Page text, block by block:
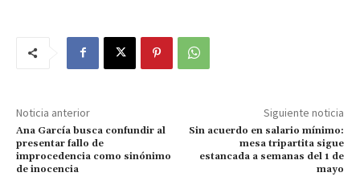
Noticia anterior
Ana García busca confundir al
presentar fallo de
improcedencia como sinónimo
de inocencia
Siguiente noticia
Sin acuerdo en salario mínimo:
mesa tripartita sigue
estancada a semanas del 1 de
mayo